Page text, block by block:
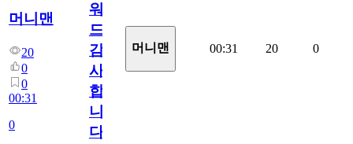
머니맨
20
0
0
00:31
0
워
드
감
사
합
니
다
머니맨 00:31 20 0